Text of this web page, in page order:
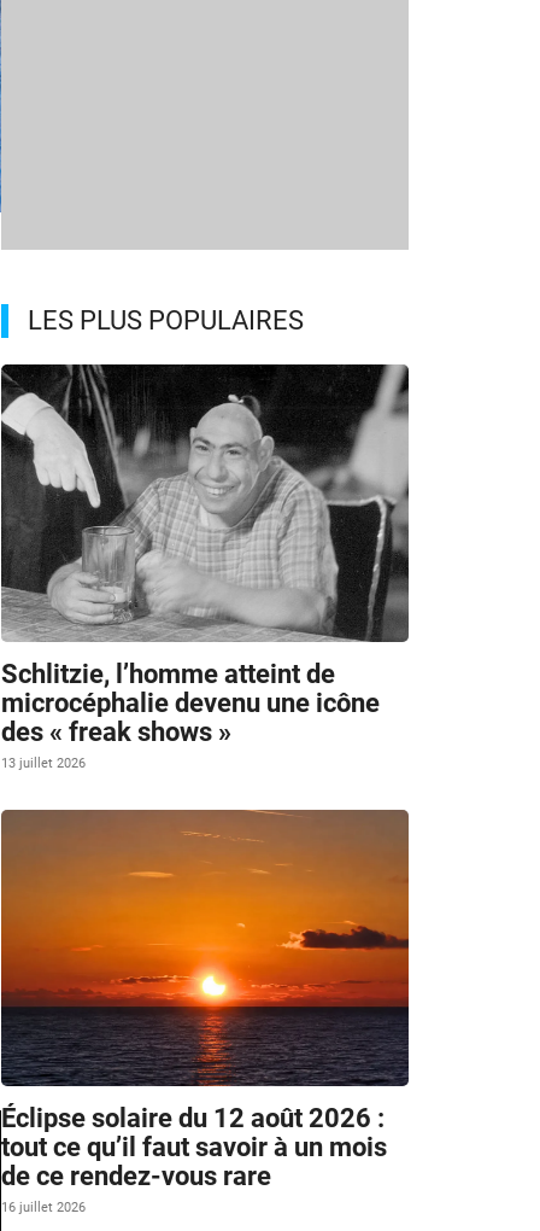
LES PLUS POPULAIRES
Schlitzie, l’homme atteint de
microcéphalie devenu une icône
des « freak shows »
13 juillet 2026
Éclipse solaire du 12 août 2026 :
tout ce qu’il faut savoir à un mois
de ce rendez-vous rare
16 juillet 2026